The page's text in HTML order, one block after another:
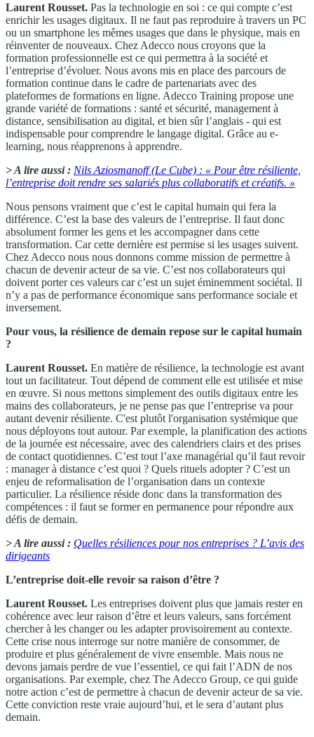
Laurent Rousset. Pas la technologie en soi : ce qui compte c’est
enrichir les usages digitaux. Il ne faut pas reproduire à travers un PC
ou un smartphone les mêmes usages que dans le physique, mais en
réinventer de nouveaux. Chez Adecco nous croyons que la
formation professionnelle est ce qui permettra à la société et
l’entreprise d’évoluer. Nous avons mis en place des parcours de
formation continue dans le cadre de partenariats avec des
plateformes de formations en ligne. Adecco Training propose une
grande variété de formations : santé et sécurité, management à
distance, sensibilisation au digital, et bien sûr l’anglais - qui est
indispensable pour comprendre le langage digital. Grâce au e-
learning, nous réapprenons à apprendre.
> A lire aussi : Nils Aziosmanoff (Le Cube) : « Pour être résiliente,
l’entreprise doit rendre ses salariés plus collaboratifs et créatifs. »
Nous pensons vraiment que c’est le capital humain qui fera la
différence. C’est la base des valeurs de l’entreprise. Il faut donc
absolument former les gens et les accompagner dans cette
transformation. Car cette dernière est permise si les usages suivent.
Chez Adecco nous nous donnons comme mission de permettre à
chacun de devenir acteur de sa vie. C’est nos collaborateurs qui
doivent porter ces valeurs car c’est un sujet éminemment sociétal. Il
n’y a pas de performance économique sans performance sociale et
inversement.
Pour vous, la résilience de demain repose sur le capital humain
?
Laurent Rousset. En matière de résilience, la technologie est avant
tout un facilitateur. Tout dépend de comment elle est utilisée et mise
en œuvre. Si nous mettons simplement des outils digitaux entre les
mains des collaborateurs, je ne pense pas que l’entreprise va pour
autant devenir résiliente. C'est plutôt l'organisation systémique que
nous déployons tout autour. Par exemple, la planification des actions
de la journée est nécessaire, avec des calendriers clairs et des prises
de contact quotidiennes. C’est tout l’axe managérial qu’il faut revoir
: manager à distance c’est quoi ? Quels rituels adopter ? C’est un
enjeu de reformalisation de l’organisation dans un contexte
particulier. La résilience réside donc dans la transformation des
compétences : il faut se former en permanence pour répondre aux
défis de demain.
> A lire aussi : Quelles résiliences pour nos entreprises ? L’avis des
dirigeants
L’entreprise doit-elle revoir sa raison d’être ?
Laurent Rousset. Les entreprises doivent plus que jamais rester en
cohérence avec leur raison d’être et leurs valeurs, sans forcément
chercher à les changer ou les adapter provisoirement au contexte.
Cette crise nous interroge sur notre manière de consommer, de
produire et plus généralement de vivre ensemble. Mais nous ne
devons jamais perdre de vue l’essentiel, ce qui fait l’ADN de nos
organisations. Par exemple, chez The Adecco Group, ce qui guide
notre action c’est de permettre à chacun de devenir acteur de sa vie.
Cette conviction reste vraie aujourd’hui, et le sera d’autant plus
demain.